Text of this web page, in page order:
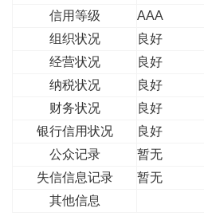
信用等级
AAA
组织状况
良好
经营状况
良好
纳税状况
良好
财务状况
良好
银行信用状况
良好
公众记录
暂无
失信信息记录
暂无
其他信息